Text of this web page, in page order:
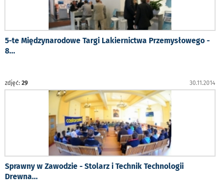
5-te Międzynarodowe Targi Lakiernictwa Przemysłowego -
8...
zdjęć: 29 30.11.2014
Sprawny w Zawodzie - Stolarz i Technik Technologii
Drewna...